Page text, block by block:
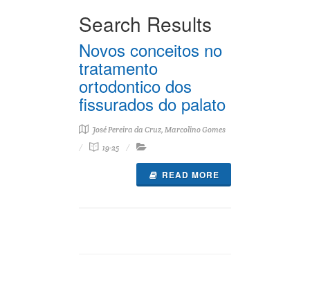
Search Results
Novos conceitos no
tratamento
ortodontico dos
fissurados do palato
José Pereira da Cruz, Marcolino Gomes
19-25
READ MORE